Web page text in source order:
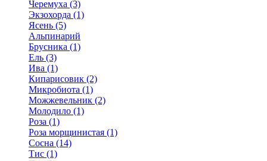
Черемуха (3)
Экзохорда (1)
Ясень (5)
Альпинарий
Брусника (1)
Ель (3)
Ива (1)
Кипарисовик (2)
Микробиота (1)
Можжевельник (2)
Молодило (1)
Роза (1)
Роза морщинистая (1)
Сосна (14)
Тис (1)